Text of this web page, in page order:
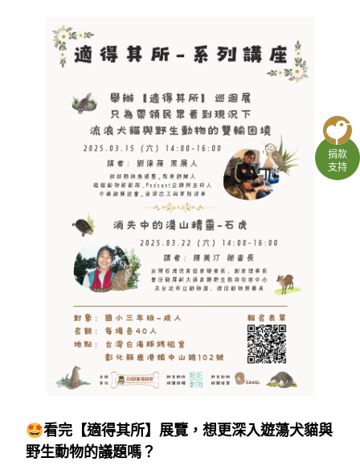
English
捐款
支持
🤩看完【適得其所】展覽，想更深入遊蕩犬貓與
野生動物的議題嗎？